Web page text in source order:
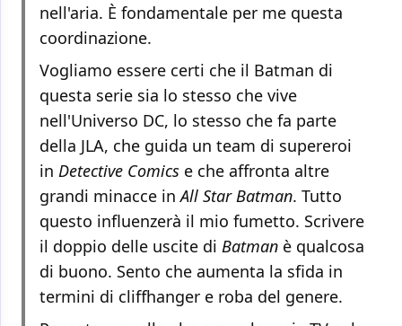
nell'aria. È fondamentale per me questa
coordinazione.
Vogliamo essere certi che il Batman di
questa serie sia lo stesso che vive
nell'Universo DC, lo stesso che fa parte
della JLA, che guida un team di supereroi
in Detective Comics e che affronta altre
grandi minacce inAll Star Batman. Tutto
questo influenzerà il mio fumetto. Scrivere
il doppio delle uscite di Batman è qualcosa
di buono. Sento che aumenta la sfida in
termini di cliffhanger e roba del genere.